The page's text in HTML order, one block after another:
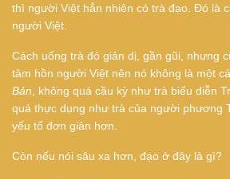
thì người Việt hẳn nhiên có trà đạo. Đó là
người Việt.
Cách uống trà đó giản dị, gần gũi, nhưng
tâm hồn người Việt nên nó không là một
Bản , không quá cầu kỳ như trà biểu diễn
quá thực dụng như trà của người phương
yếu tố đơn giản hơn.
Còn nếu nói sâu xa hơn, đạo ở đây là gì?